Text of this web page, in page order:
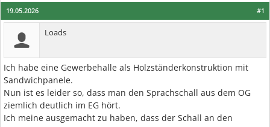
#1
19.05.2026
Loads
Ich habe eine Gewerbehalle als Holzständerkonstruktion mit
Sandwichpanele.
Nun ist es leider so, dass man den Sprachschall aus dem OG
ziemlich deutlich im EG hört.
Ich meine ausgemacht zu haben, dass der Schall an den